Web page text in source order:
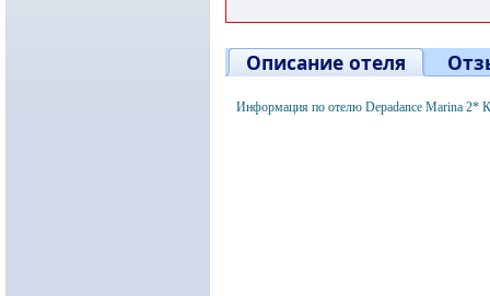
Описание отеля
Информация по отелю Depadance Marina 2*